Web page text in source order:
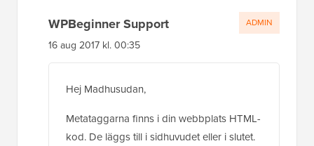
WPBeginner Support
16 aug 2017 kl. 00:35
Hej Madhusudan,
Metataggarna finns i din webbplats HTML-
kod. De läggs till i sidhuvudet eller i slutet.
ADMIN